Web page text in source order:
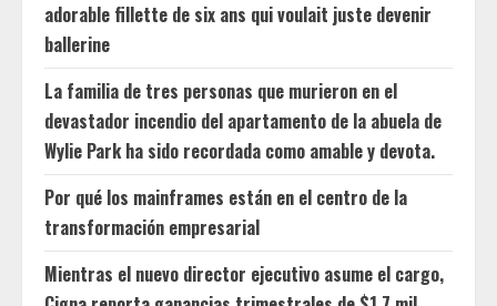
adorable fillette de six ans qui voulait juste devenir
ballerine
La familia de tres personas que murieron en el
devastador incendio del apartamento de la abuela de
Wylie Park ha sido recordada como amable y devota.
Por qué los mainframes están en el centro de la
transformación empresarial
Mientras el nuevo director ejecutivo asume el cargo,